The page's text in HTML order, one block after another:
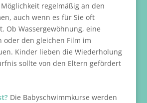
regelmäßig an den
auch wenn es für Sie oft
Ob Wassergewöhnung, eine
oder den gleichen Film im
Kinder lieben die Wiederholung
sollte von den Eltern gefördert
Die Babyschwimmkurse werden